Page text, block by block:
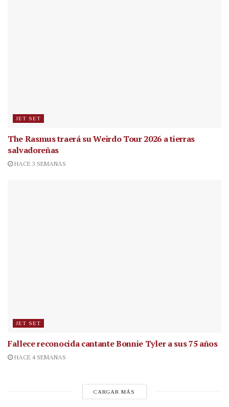
JET SET
The Rasmus traerá su Weirdo Tour 2026 a tierras
salvadoreñas
HACE 3 SEMANAS
JET SET
Fallece reconocida cantanteBonnie Tyler a sus 75 años
HACE 4 SEMANAS
CARGAR MÁS